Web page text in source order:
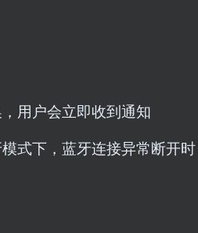
用户会立即收到通知
式下，蓝牙连接异常断开